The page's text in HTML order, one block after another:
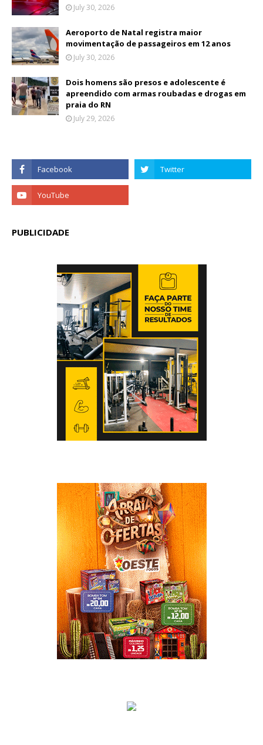
July 30, 2026
Aeroporto de Natal registra maior
movimentação de passageiros em 12 anos
July 30, 2026
Dois homens são presos e adolescente é
apreendido com armas roubadas e drogas em
praia do RN
July 29, 2026
PUBLICIDADE